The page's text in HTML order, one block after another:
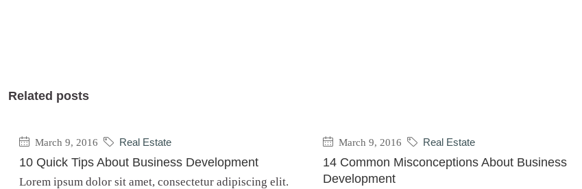
Related posts
March 9, 2016 Real Estate
10 Quick Tips About Business Development
Lorem ipsum dolor sit amet, consectetur adipiscing elit.
March 9, 2016 Real Estate
14 Common Misconceptions About Business
Development